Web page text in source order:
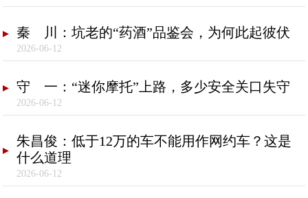
秦 川：坑老的“药酒”品鉴会，为何此起彼伏
2026-06-12
守 一：“迷你摩托”上路，多少安全关口失守
2026-06-12
朱昌俊：低于12万的车不能用作网约车？这是
什么道理
2026-06-12